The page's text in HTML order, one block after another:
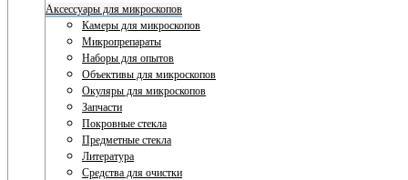
Аксессуары для микроскопов
Камеры для микроскопов
Микропрепараты
Наборы для опытов
Объективы для микроскопов
Окуляры для микроскопов
Запчасти
Покровные стекла
Предметные стекла
Литература
Средства для очистки